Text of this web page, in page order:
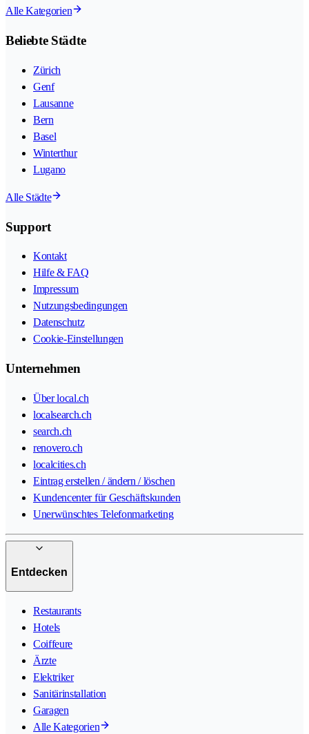
Alle Kategorien
Beliebte Städte
Zürich
Genf
Lausanne
Bern
Basel
Winterthur
Lugano
Alle Städte
Support
Kontakt
Hilfe & FAQ
Impressum
Nutzungsbedingungen
Datenschutz
Cookie-Einstellungen
Unternehmen
Über local.ch
localsearch.ch
search.ch
renovero.ch
localcities.ch
Eintrag erstellen / ändern / löschen
Kundencenter für Geschäftskunden
Unerwünschtes Telefonmarketing
Entdecken
Restaurants
Hotels
Coiffeure
Ärzte
Elektriker
Sanitärinstallation
Garagen
Alle Kategorien